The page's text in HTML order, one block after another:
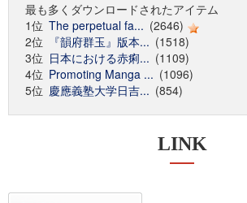
最も多くダウンロードされたアイテム
1位 The perpetual fa... (2646)
2位
『韻府群玉』版本... (1518)
3位 日本における赤痢... (1109)
4位 Promoting Manga ... (1096)
5位 慶應義塾大学日吉... (854)
LINK